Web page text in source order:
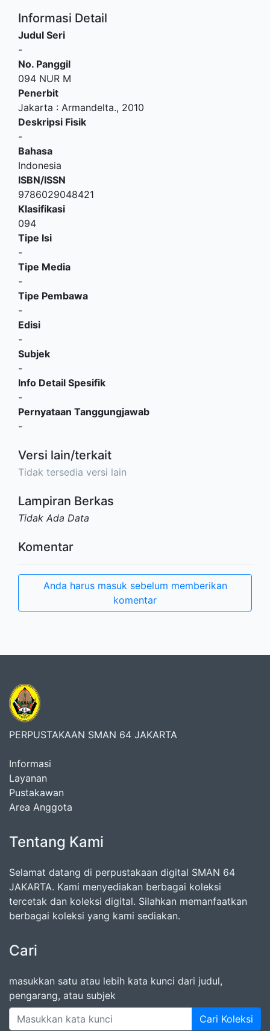
Informasi Detail
Judul Seri
-
No. Panggil
094 NUR M
Penerbit
Jakarta : Armandelta., 2010
Deskripsi Fisik
-
Bahasa
Indonesia
ISBN/ISSN
9786029048421
Klasifikasi
094
Tipe Isi
-
Tipe Media
-
Tipe Pembawa
-
Edisi
-
Subjek
-
Info Detail Spesifik
-
Pernyataan Tanggungjawab
-
Versi lain/terkait
Tidak tersedia versi lain
Lampiran Berkas
Tidak Ada Data
Komentar
Anda harus masuk sebelum memberikan
komentar
PERPUSTAKAAN SMAN 64 JAKARTA
Informasi
Layanan
Pustakawan
Area Anggota
Tentang Kami
Selamat datang di perpustakaan digital SMAN 64
JAKARTA. Kami menyediakan berbagai koleksi
tercetak dan koleksi digital. Silahkan memanfaatkan
berbagai koleksi yang kami sediakan.
Cari
masukkan satu atau lebih kata kunci dari judul,
pengarang, atau subjek
Cari Koleksi